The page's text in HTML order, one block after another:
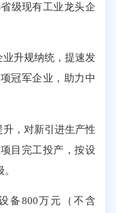
级现有工业龙头企
升规纳统，提速发
冠军企业，助力中
，对新引进生产性
目完工投产，按设
800万元（不含